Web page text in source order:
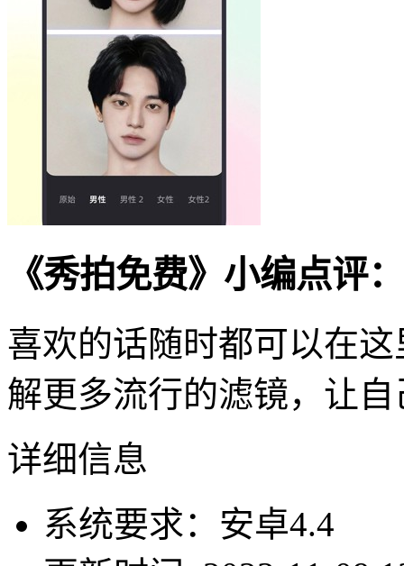
《秀拍免费》小编点评：
喜欢的话随时都可以在
解更多流行的滤镜，让
详细信息
系统要求：安卓4.4